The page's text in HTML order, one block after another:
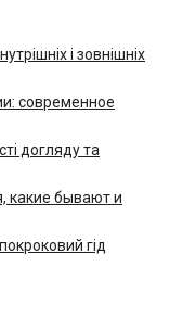
і зовнішніх
современное
догляду та
какие бывают и
гід